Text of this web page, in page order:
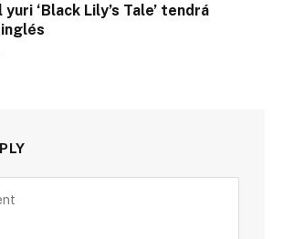
‘Black Lily’s Tale’ tendrá